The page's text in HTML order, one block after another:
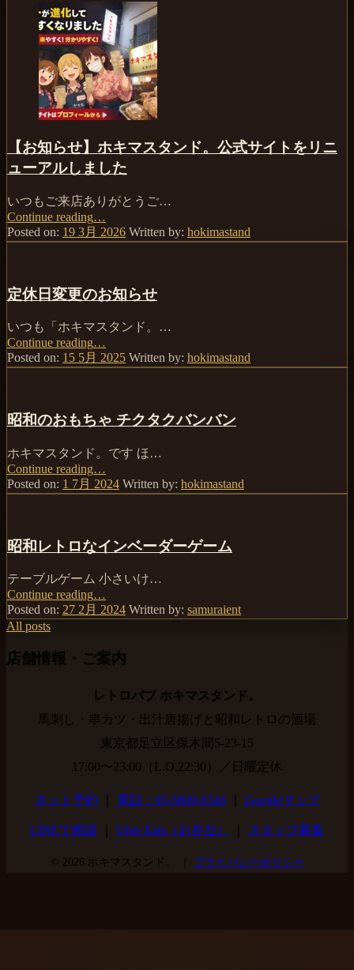
し・
串
カ
ツ・
出
汁
唐
揚
げ
の
ホ
マ
ス
タ
串
カ
ツ・
出
汁
唐
揚
ホ
キ
マ
ス
タ
ン
ド。
大
物”
【お知らせ】ホキマスタンド。公式サイトをリニ
ューアルしました
いつもご来店ありがとうご…
Continue reading“【お
知
キ
ス
タ
ン
式
イ
ト
を
リ
ー
ル
し
ま
た”
…
Posted on: 19 3月 2026 Written by: hokimastand
定休日変更のお知らせ
いつも「ホキマスタンド。…
Continue reading“定
休
の
知
ら
せ”
…
Posted on: 15 5月 2025 Written by: hokimastand
昭和のおもちゃ チクタクバンバン
ホキマスタンド。です ほ…
Continue reading“昭
和
ち
チ
ク
タ
バ
ン
ン”
…
Posted on: 1 7月 2024 Written by: hokimastand
昭和レトロなインベーダーゲーム
テーブルゲーム 小さいけ…
Continue reading“昭
和
ロ
イ
ン
ベ
ー
ゲ
ー
ム”
…
Posted on: 27 2月 2024 Written by: samuraient
All posts
Footer
店舗情報・ご案内
レトロパブ ホキマスタンド。
馬刺し・串カツ・出汁唐揚げと昭和レトロの酒場
東京都足立区保木間5-23-15
17:00〜23:00（L.O.22:30）／日曜定休
ネット予約 電話：03-5809-6346｜ Googleマップ
LINEで相談 Uber Eats（お弁当） スタッフ募集
© 2026 ホキマスタンド。 ｜ プライバシーポリシー